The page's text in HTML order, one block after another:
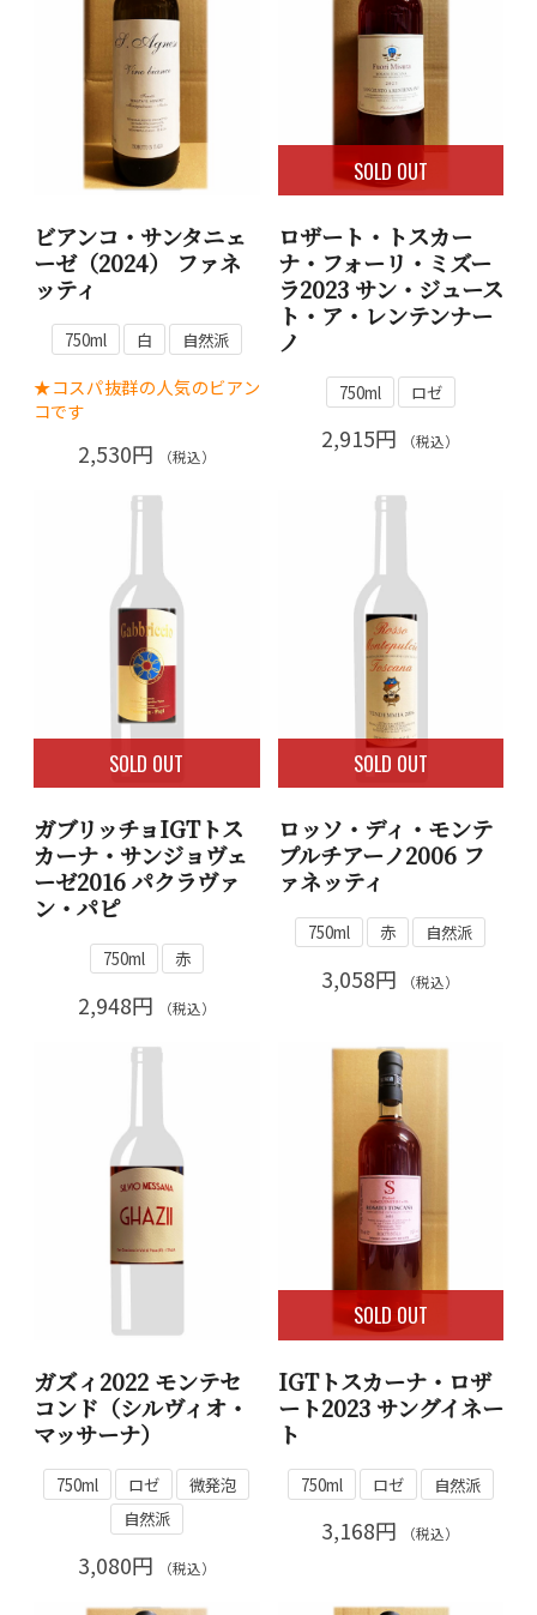
ビアンコ・サンタニェ
ーゼ（2024） ファネ
ッティ
750ml 白 自然派
★コスパ抜群の人気のビアン
コです
2,530円 （税込）
SOLD OUT
ロザート・トスカー
ナ・フォーリ・ミズー
ラ2023 サン・ジュース
ト・ア・レンテンナー
ノ
750ml ロゼ
2,915円 （税込）
SOLD OUT
ガブリッチョIGTトス
カーナ・サンジョヴェ
ーゼ2016 パクラヴァ
ン・パピ
750ml 赤
2,948円 （税込）
SOLD OUT
ロッソ・ディ・モンテ
プルチアーノ2006 フ
ァネッティ
750ml 赤 自然派
3,058円 （税込）
ガズィ2022 モンテセ
コンド（シルヴィオ・
マッサーナ）
750ml ロゼ
微発泡
自然派
3,080円 （税込）
SOLD OUT
IGTトスカーナ・ロザ
ート2023 サングイネー
ト
750ml ロゼ 自然派
3,168円 （税込）